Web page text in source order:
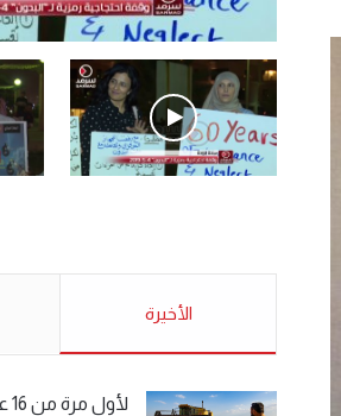
.وقفة احتجاجية رمزية
الأحد 5 مايو 2019
الأخيرة